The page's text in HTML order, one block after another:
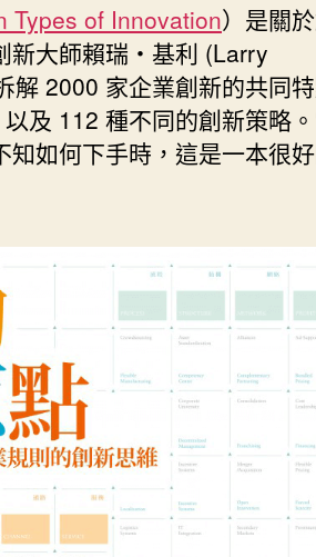
期
Types of Innovation）是關
新大師賴瑞‧基利 (Larry
2000 家企業創新的共同特
及 112 種不同的創新策略
如何下手時，這是一本很